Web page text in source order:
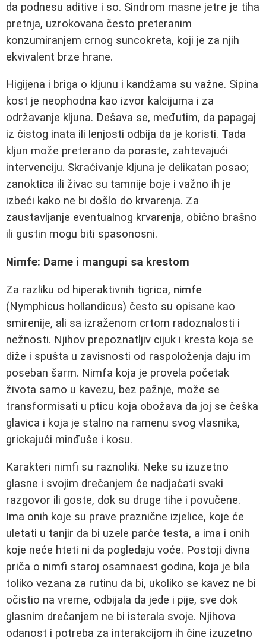
da podnesu aditive i so. Sindrom masne jetre je tiha
pretnja, uzrokovana često preteranim
konzumiranjem crnog suncokreta, koji je za njih
ekvivalent brze hrane.
Higijena i briga o kljunu i kandžama su važne. Sipina
kost je neophodna kao izvor kalcijuma i za
održavanje kljuna. Dešava se, međutim, da papagaj
iz čistog inata ili lenjosti odbija da je koristi. Tada
kljun može preterano da poraste, zahtevajući
intervenciju. Skraćivanje kljuna je delikatan posao;
zanoktica ili živac su tamnije boje i važno ih je
izbeći kako ne bi došlo do krvarenja. Za
zaustavljanje eventualnog krvarenja, obično brašno
ili gustin mogu biti spasonosni.
Nimfe: Dame i mangupi sa krestom
Za razliku od hiperaktivnih tigrica, nimfe
(Nymphicus hollandicus) često su opisane kao
smirenije, ali sa izraženom crtom radoznalosti i
nežnosti. Njihov prepoznatljiv cijuk i kresta koja se
diže i spušta u zavisnosti od raspoloženja daju im
poseban šarm. Nimfa koja je provela početak
života samo u kavezu, bez pažnje, može se
transformisati u pticu koja obožava da joj se češka
glavica i koja je stalno na ramenu svog vlasnika,
grickajući minđuše i kosu.
Karakteri nimfi su raznoliki. Neke su izuzetno
glasne i svojim drečanjem će nadjačati svaki
razgovor ili goste, dok su druge tihe i povučene.
Ima onih koje su prave praznične izjelice, koje će
uletati u tanjir da bi uzele parče testa, a ima i onih
koje neće hteti ni da pogledaju voće. Postoji divna
priča o nimfi staroj osamnaest godina, koja je bila
toliko vezana za rutinu da bi, ukoliko se kavez ne bi
očistio na vreme, odbijala da jede i pije, sve dok
glasnim drečanjem ne bi isterala svoje. Njihova
odanost i potreba za interakcijom ih čine izuzetno